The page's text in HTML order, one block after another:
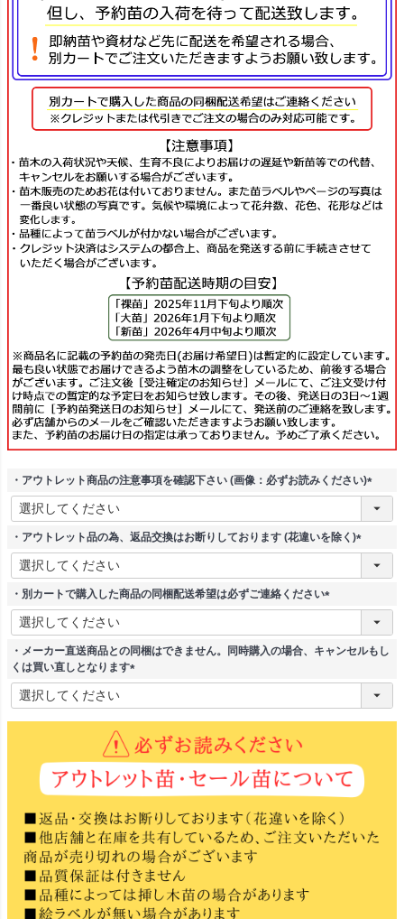
・アウトレット商品の注意事項を確認下さい (画像：必ずお読みください)
(
・アウトレット品の為、返品交換はお断りしております (花違いを除く)
(
・別カートで購入した商品の同梱配送希望は必ずご連絡ください
(
須
・メーカー直送商品との同梱はできません。同時購入の場合、キャンセルもし
くは買い直しとなります
(
須